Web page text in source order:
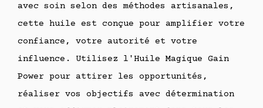
avec soin selon des méthodes artisanales,
cette huile est conçue pour amplifier votre
confiance, votre autorité et votre
influence. Utilisez l'Huile Magique Gain
Power pour attirer les opportunités,
réaliser vos objectifs avec détermination